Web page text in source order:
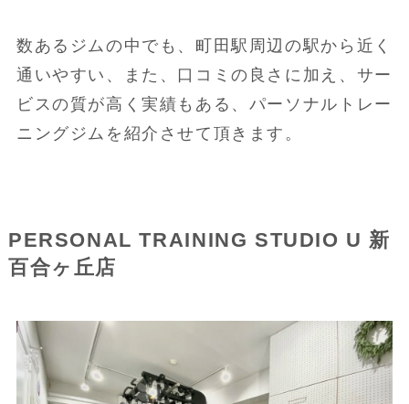
数あるジムの中でも、町田駅周辺の駅から近く
通いやすい、また、口コミの良さに加え、サー
ビスの質が高く実績もある、パーソナルトレー
ニングジムを紹介させて頂きます。
PERSONAL TRAINING STUDIO U 新
百合ヶ丘店